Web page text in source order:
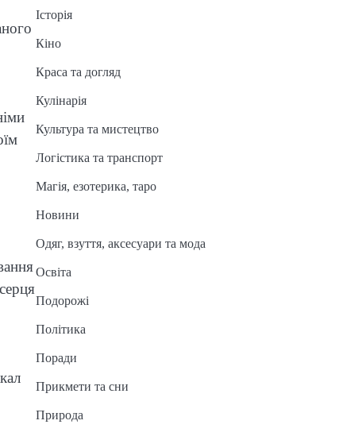
Історія
Кіно
Краса та догляд
Кулінарія
Культура та мистецтво
Логістика та транспорт
Магія, езотерика, таро
Новини
Одяг, взуття, аксесуари та мода
Освіта
Подорожі
Політика
Поради
Прикмети та сни
Природа